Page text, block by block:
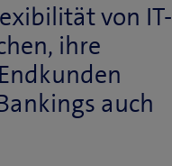
von IT-
ihre
auch